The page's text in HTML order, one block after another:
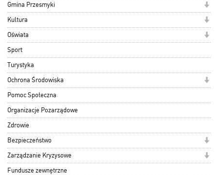
Gmina Przesmyki
Kultura
Oświata
Sport
Turystyka
Ochrona Środowiska
Pomoc Społeczna
Organizacje Pozarządowe
Zdrowie
Bezpieczeństwo
Zarządzanie Kryzysowe
Fundusze zewnętrzne